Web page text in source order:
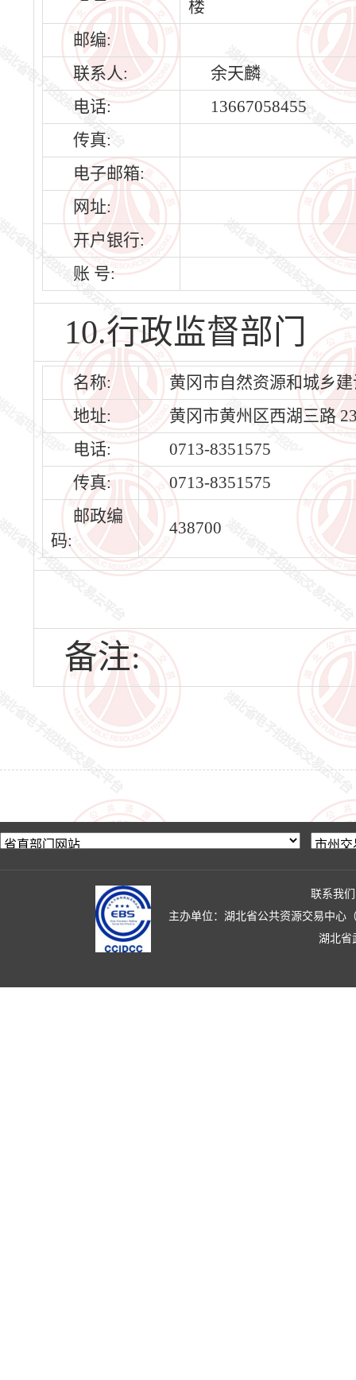
楼
邮编:
联系人:
余天麟
电话:
13667058455
传真:
电子邮箱:
网址:
开户银行:
账 号:
10.行政监督部门
名称:
黄冈市自然资源和城乡
地址:
黄冈市黄州区西湖三路
电话:
0713-8351575
传真:
0713-8351575
邮政编
码:
438700
备注:
联系我们
主办单位：湖北省公共资源交易中心
湖北省